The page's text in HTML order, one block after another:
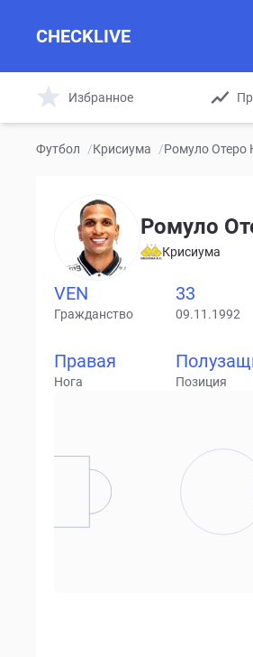
CHECKLIVE
Избранное
Футбол /Крисиума /Ромуло Отеро
Ромуло
Крисиума
VEN
Гражданство
33
09.11.1992
Правая
Нога Позиция